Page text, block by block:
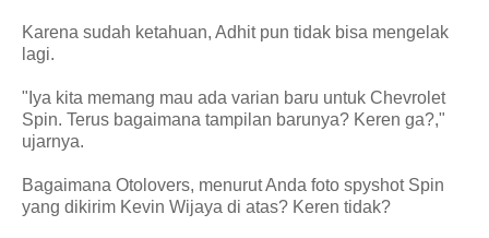
Karena sudah ketahuan, Adhit pun tidak bisa mengelak
lagi.
"Iya kita memang mau ada varian baru untuk Chevrolet
Spin. Terus bagaimana tampilan barunya? Keren ga?,"
ujarnya.
Bagaimana Otolovers, menurut Anda foto spyshot Spin
yang dikirim Kevin Wijaya di atas? Keren tidak?